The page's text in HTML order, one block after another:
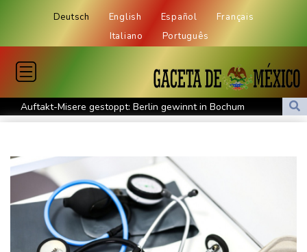
Deutsch English Español
Français
Italiano
Português
Auftakt-Misere gestoppt: Berlin gewinnt in Bochum
Trump macht erneut Druck auf Zentralbank-Vorständin Cook
Eurojackpot geknackt: Mehr als 32 Millionen Euro gehen nach
Nordrhein-Westfalen
Menschenrechtsgruppen: Mehr als 140 Tote bei Migrationskrise
in Ceuta
Mindestens zehn Tote bei Angriffen der pro-iranischen Huthis im